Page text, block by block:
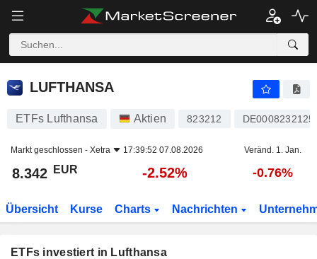
LUFTHANSA
LUFTHANSA
ETFs Lufthansa Aktien 823212 DE0008232125
Markt geschlossen - Xetra 17:39:52 07.08.2026 Veränd. 1. Jan.
8.342 EUR -2.52% -0.76%
Übersicht Kurse Charts Nachrichten
ETFs investiert in Lufthansa